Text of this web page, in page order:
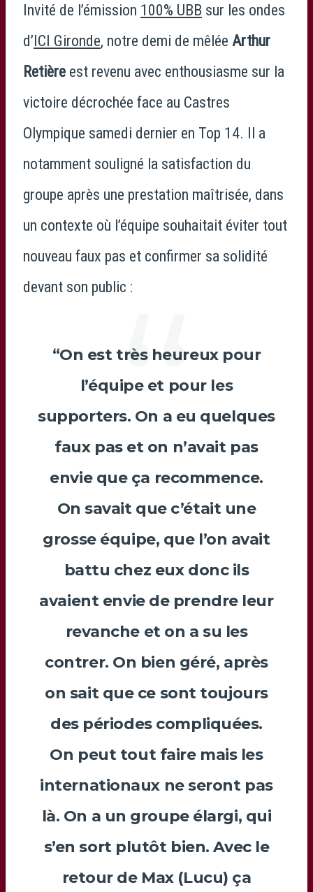
Invité de l’émission 100% UBB sur les ondes
d’ICI Gironde, notre demi de mêlée Arthur
Retière est revenu avec enthousiasme sur la
victoire décrochée face au Castres
Olympique samedi dernier en Top 14. Il a
notamment souligné la satisfaction du
groupe après une prestation maîtrisée, dans
un contexte où l’équipe souhaitait éviter tout
nouveau faux pas et confirmer sa solidité
devant son public :
“On est très heureux pour
l’équipe et pour les
supporters. On a eu quelques
faux pas et on n’avait pas
envie que ça recommence.
On savait que c’était une
grosse équipe, que l’on avait
battu chez eux donc ils
avaient envie de prendre leur
revanche et on a su les
contrer. On bien géré, après
on sait que ce sont toujours
des périodes compliquées.
On peut tout faire mais les
internationaux ne seront pas
là. On a un groupe élargi, qui
s’en sort plutôt bien. Avec le
retour de Max(Lucu) ça